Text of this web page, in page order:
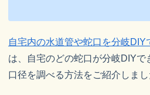
自宅内の水道管や蛇口を分岐DIY
は、自宅のどの蛇口が分岐DIY
口径を調べる方法をご紹介しまし